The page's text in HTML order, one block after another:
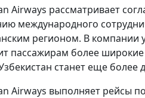
Airways рассматривает
международного
регионом. В компании
пассажирам более
станет еще
Airways выполняет рейсы